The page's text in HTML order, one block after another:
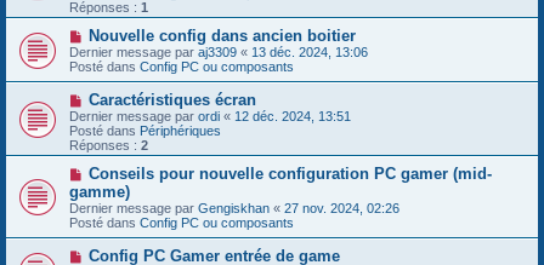
e
s
a
g
e
e
a
u
m
e
s
a
g
e
Réponses : 1
N
o
u
v
a
u
m
e
s
a
g
e
Nouvelle config dans ancien boitier
Dernier message par aj3309 « 13 déc. 2024, 13:06
Posté dans Config PC ou composants
N
o
u
v
e
a
m
e
s
s
a
Caractéristiques écran
Dernier message par ordi « 12 déc. 2024, 13:51
Posté dans Périphériques
Réponses : 2
N
u
v
e
a
u
Conseils pour nouvelle configuration PC gamer (mid-
gamme)
Dernier message par Gengiskhan « 27 nov. 2024, 02:26
Posté dans Config PC ou composants
NConfig PC Gamer entrée de game